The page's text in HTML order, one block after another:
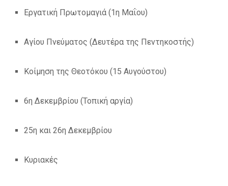
Εργατική Πρωτομαγιά (1η Μαΐου)
Αγίου Πνεύματος (Δευτέρα της Πεντηκοστής)
Κοίμηση της Θεοτόκου (15 Αυγούστου)
6η Δεκεμβρίου (Τοπική αργία)
25η και 26η Δεκεμβρίου
Κυριακές